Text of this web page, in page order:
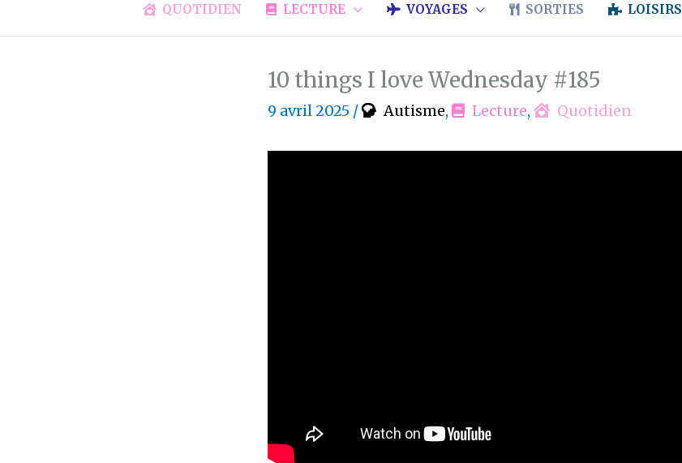
QUOTIDIEN LECTURE VOYAGES SORTIES LOISIRS
10 things I love Wednesday #185
9 avril 2025 / Autisme, Lecture, Quotidien